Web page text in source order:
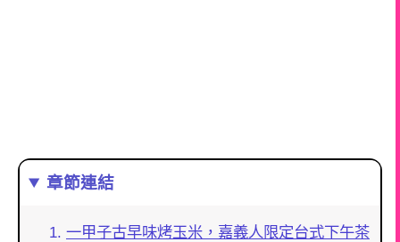
章節連結
一甲子古早味烤玉米，嘉義人限定台式下午茶